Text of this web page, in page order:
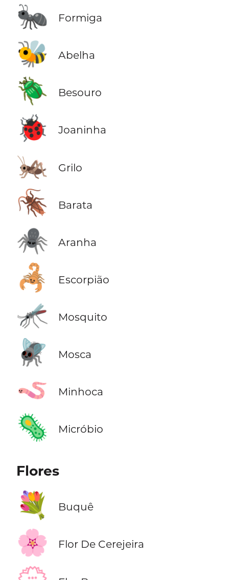
🐜 Formiga
🐝 Abelha
🪲 Besouro
🐞 Joaninha
🦗 Grilo
🪳 Barata
🕷️ Aranha
🦂 Escorpião
🦟 Mosquito
🪰 Mosca
🪱 Minhoca
🦠 Micróbio
Flores
💐 Buquê
🌸 Flor De Cerejeira